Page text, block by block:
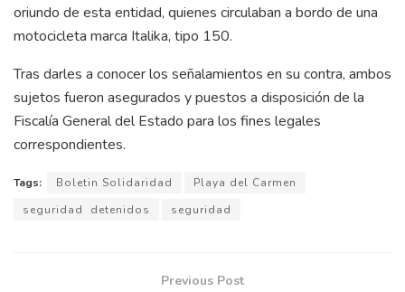
oriundo de esta entidad, quienes circulaban a bordo de una
motocicleta marca Italika, tipo 150.
Tras darles a conocer los señalamientos en su contra, ambos
sujetos fueron asegurados y puestos a disposición de la
Fiscalía General del Estado para los fines legales
correspondientes.
Tags: Boletin Solidaridad
Playa del Carmen
seguridad detenidos
seguridad
Previous Post